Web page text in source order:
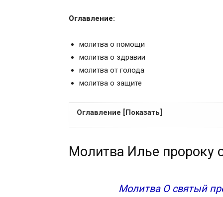
Оглавление:
молитва о помощи
молитва о здравии
молитва от голода
молитва о защите
Оглавление [Показать]
Молитва пророку Илье о здравии
Сохранить молитвы в социальных
Молитва Илье пророку
Молитва О святый